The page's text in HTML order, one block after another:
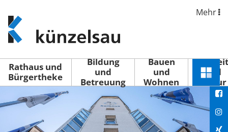
www.kuenzelsau.de
(zur
Startseite)
Mehr
Rathaus und
Bürgertheke
Bildung
und
Betreuung
Bauen
und
Wohnen
Freizeit
und
Kultur
Menü